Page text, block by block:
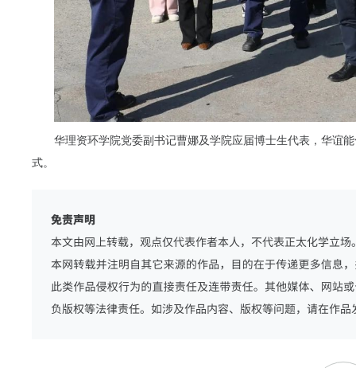
华理资环学院党委副书记曹娜及学院应届博士生代表，华谊
式。